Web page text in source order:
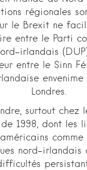
régionales
le Brexit ne
entre le Parti
irlandais
entre le Sinn
Londres.
surtout chez
1998, dont les
nord-irlandais